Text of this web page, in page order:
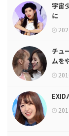
宇宙
に
チュ
ムを
EXID